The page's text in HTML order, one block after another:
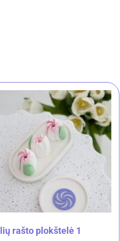
rašto plokštelė 1